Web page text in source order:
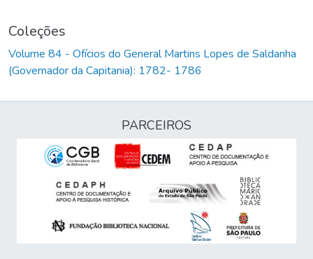
Coleções
Volume 84 - Ofícios do General Martins Lopes de Saldanha
(Governador da Capitania): 1782- 1786
PARCEIROS